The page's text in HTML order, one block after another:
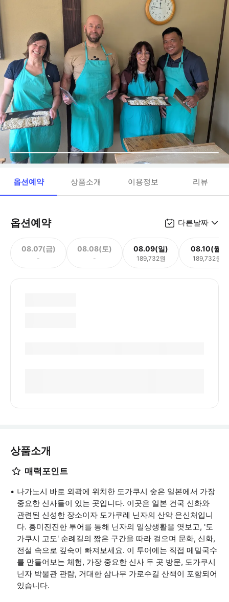
옵션예약 상품소개 이용정보 리뷰
옵션예약 다른날짜
08.07(금)
-
08.08(토)
-
08.09(일)
189,732원
08.10(월)
189,732원
상품소개
매력포인트
나가노시 바로 외곽에 위치한 도가쿠시 숲은 일본에서 가장
중요한 신사들이 있는 곳입니다. 이곳은 일본 건국 신화와
관련된 신성한 장소이자 도가쿠레 닌자의 산악 은신처입니
다. 흥미진진한 투어를 통해 닌자의 일상생활을 엿보고, '도
가쿠시 고도' 순례길의 짧은 구간을 따라 걸으며 문화, 신화,
전설 속으로 깊숙이 빠져보세요. 이 투어에는 직접 메밀국수
를 만들어보는 체험, 가장 중요한 신사 두 곳 방문, 도가쿠시
닌자 박물관 관람, 거대한 삼나무 가로수길 산책이 포함되어
있습니다.